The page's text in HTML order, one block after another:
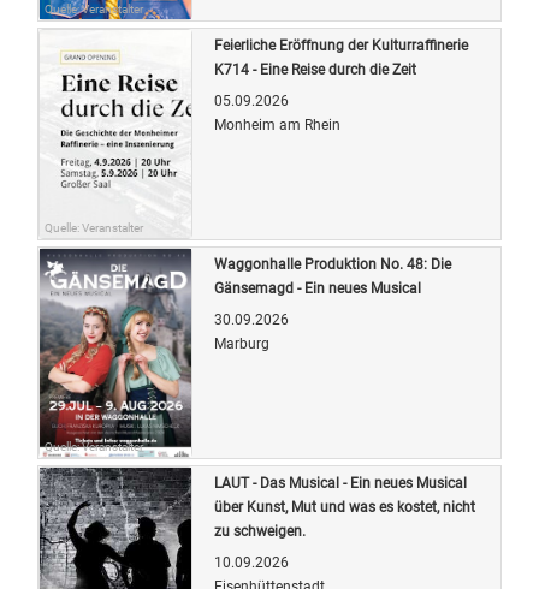
Quelle: Veranstalter
Quelle: Veranstalter
Feierliche Eröffnung der Kulturraffinerie
K714 - Eine Reise durch die Zeit
05.09.2026
Monheim am Rhein
Quelle: Veranstalter
Waggonhalle Produktion No. 48: Die
Gänsemagd - Ein neues Musical
30.09.2026
Marburg
LAUT - Das Musical - Ein neues Musical
über Kunst, Mut und was es kostet, nicht
zu schweigen.
10.09.2026